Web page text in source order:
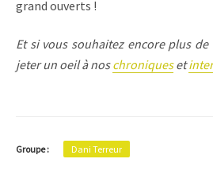
grand ouverts !
Et si vous souhaitez encore plus
jeter un oeil à noschroniqueset
Groupe : Dani Terreur